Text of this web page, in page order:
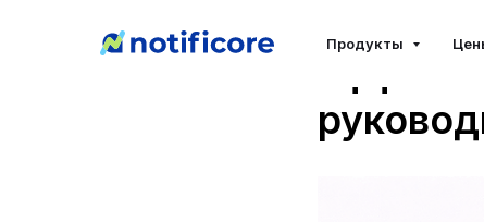
Продукты
KPI